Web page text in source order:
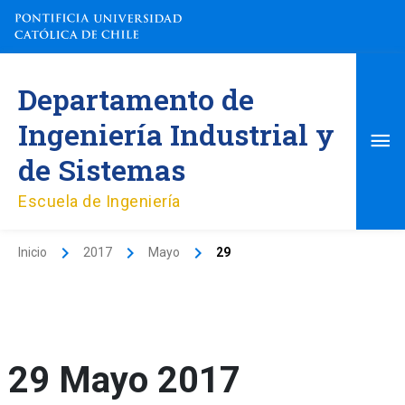
contenido
Departamento de
Ingeniería Industrial y
de Sistemas
Escuela de Ingeniería
Inicio 2017 Mayo 29
29 Mayo 2017